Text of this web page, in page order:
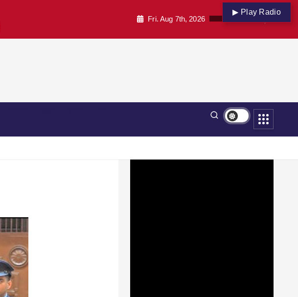
▶ Play Radio
Fri. Aug 7th, 2026